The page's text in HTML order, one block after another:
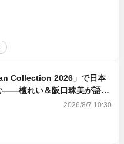
Collection 2026」で日本
――檀れい＆阪口珠美が語る
たな魅力
2026/8/7 10:30